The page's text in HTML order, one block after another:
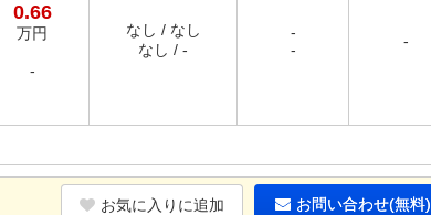
0.66
万円
-
なし / なし
なし / -
-
-
-
お気に入りに追加 お問い合わせ(無料)